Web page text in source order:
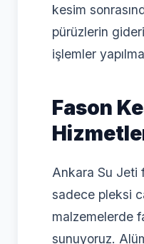
kesim
pürüzlerin
işlemler
Fason
Ankara Su Jeti
sadece pleksi
malzemelerde
sunuyoruz.